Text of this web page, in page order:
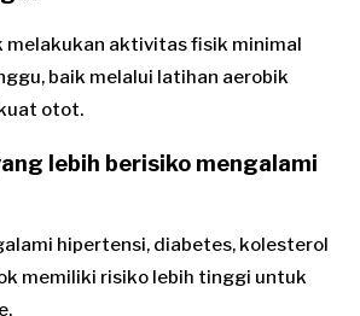
melakukan aktivitas fisik minimal
baik melalui latihan aerobik
otot.
lebih berisiko mengalami
hipertensi, diabetes, kolesterol
memiliki risiko lebih tinggi untuk